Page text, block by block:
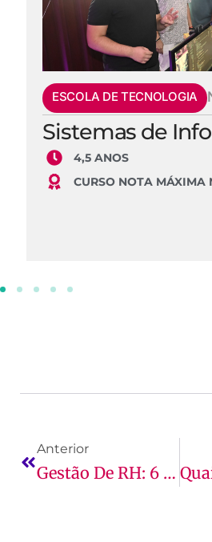
ESCOLA DE TECNOLOGIA
Sistemas de
4,5 ANOS
CURSO NOTA MÁXIMA
Anterior
Gestão De RH: 6 Tendências Na Área Que Você Precisa Saber